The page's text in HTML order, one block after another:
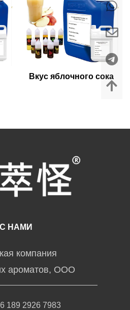
Вкус яблочного сока
НАМИ
компания
ароматов, ООО
189 2926 7983